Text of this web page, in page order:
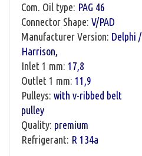
Com. Oil type: PAG 46
Connector Shape: V/PAD
Manufacturer Version: Delphi /
Harrison,
Inlet 1 mm: 17,8
Outlet 1 mm: 11,9
Pulleys: with v-ribbed belt
pulley
Quality: premium
Refrigerant: R 134a